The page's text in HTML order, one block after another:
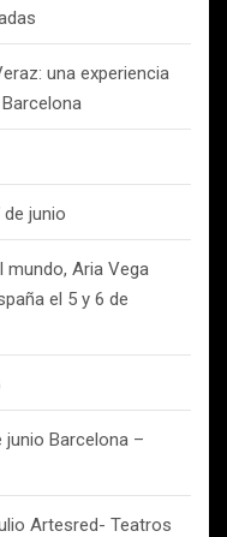
una experiencia
de junio
mundo, Aria Vega
el 5 y 6 de
junio Barcelona –
Artesred- Teatros